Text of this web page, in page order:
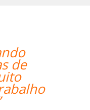
classes are
my
Enrico is